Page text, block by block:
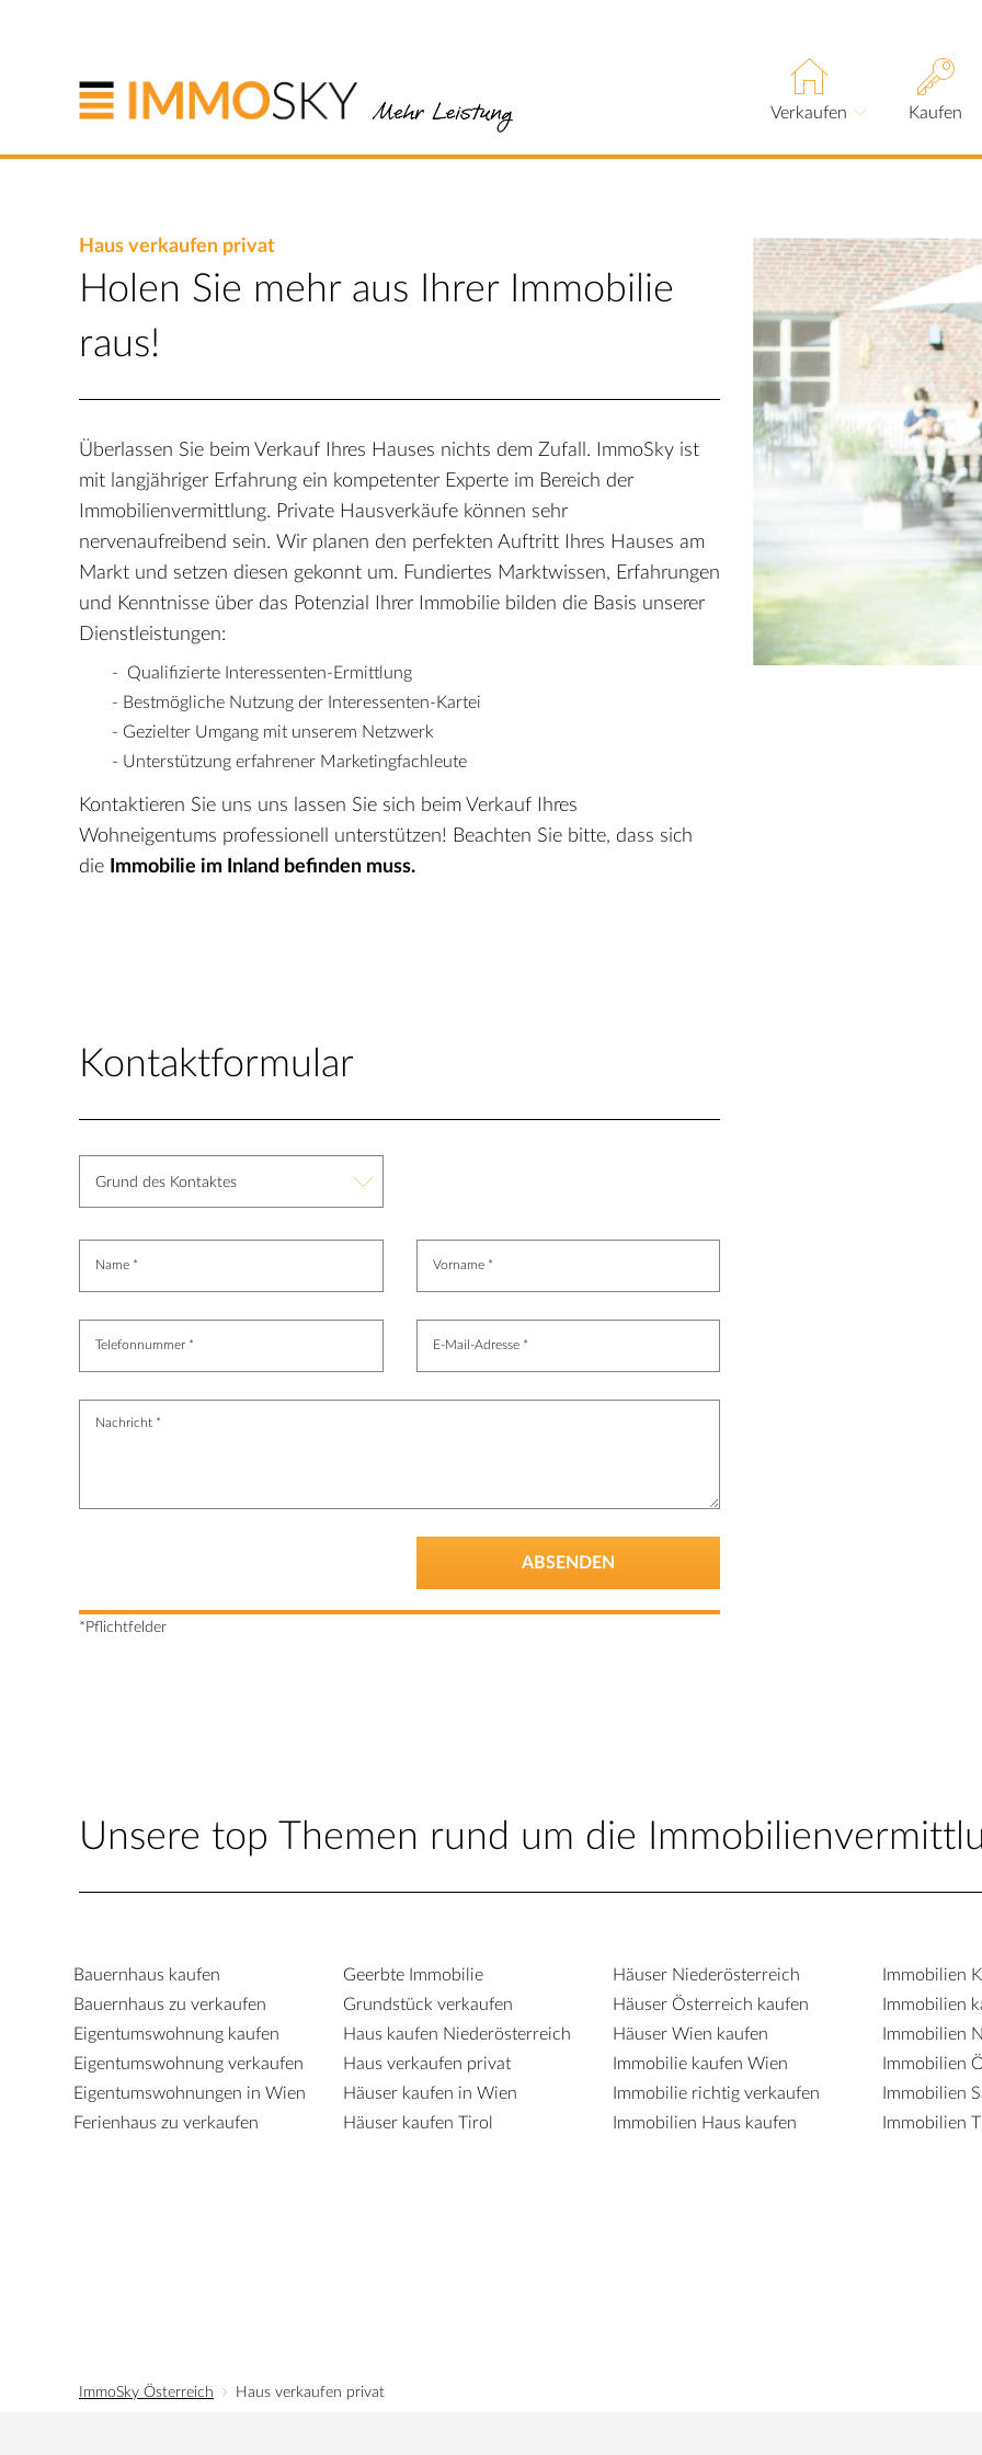
Verkaufen Kaufen
Haus verkaufen privat
Holen Sie mehr aus Ihrer Immobilie
raus!
Überlassen Sie beim Verkauf Ihres Hauses nichts dem Zufall. ImmoSky ist
mit langjähriger Erfahrung ein kompetenter Experte im Bereich der
Immobilienvermittlung. Private Hausverkäufe können sehr
nervenaufreibend sein. Wir planen den perfekten Auftritt Ihres Hauses am
Markt und setzen diesen gekonnt um. Fundiertes Marktwissen, Erfahrungen
und Kenntnisse über das Potenzial Ihrer Immobilie bilden die Basis unserer
Dienstleistungen:
-
Qualifizierte Interessenten-Ermittlung
- Bestmögliche Nutzung der Interessenten-Kartei
- Gezielter Umgang mit unserem Netzwerk
- Unterstützung erfahrener Marketingfachleute
Kontaktieren Sie uns uns lassen Sie sich beim Verkauf Ihres
Wohneigentums professionell unterstützen! Beachten Sie bitte, dass sich
die
Immobilie im Inland befinden muss.
Kontaktformular
Grund des Kontaktes
*Pflichtfelder
Unsere top Themen rund um die
Bauernhaus kaufen
Bauernhaus zu verkaufen
Eigentumswohnung kaufen
Eigentumswohnung verkaufen
Eigentumswohnungen in Wien
Ferienhaus zu verkaufen
Geerbte Immobilie
Grundstück verkaufen
Haus kaufen Niederösterreich
Haus verkaufen privat
Häuser kaufen in Wien
Häuser kaufen Tirol
Häuser Niederösterreich
Häuser Österreich kaufen
Häuser Wien kaufen
Immobilie kaufen Wien
Immobilie richtig verkaufen
Immobilien Haus kaufen
Immobilien
Immobilien
Immobilien
Immobilien
Immobilien
Immobilien
ImmoSky Österreich Haus verkaufen privat